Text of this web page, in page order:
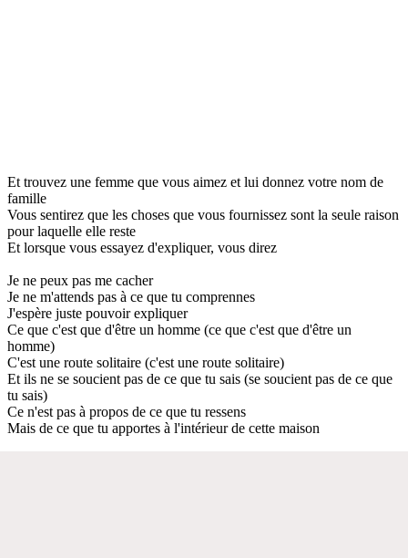
Et trouvez une femme que vous aimez et lui donnez votre nom de
famille
Vous sentirez que les choses que vous fournissez sont la seule raison
pour laquelle elle reste
Et lorsque vous essayez d'expliquer, vous direz
Je ne peux pas me cacher
Je ne m'attends pas à ce que tu comprennes
J'espère juste pouvoir expliquer
Ce que c'est que d'être un homme (ce que c'est que d'être un
homme)
C'est une route solitaire (c'est une route solitaire)
Et ils ne se soucient pas de ce que tu sais (se soucient pas de ce que
tu sais)
Ce n'est pas à propos de ce que tu ressens
Mais de ce que tu apportes à l'intérieur de cette maison